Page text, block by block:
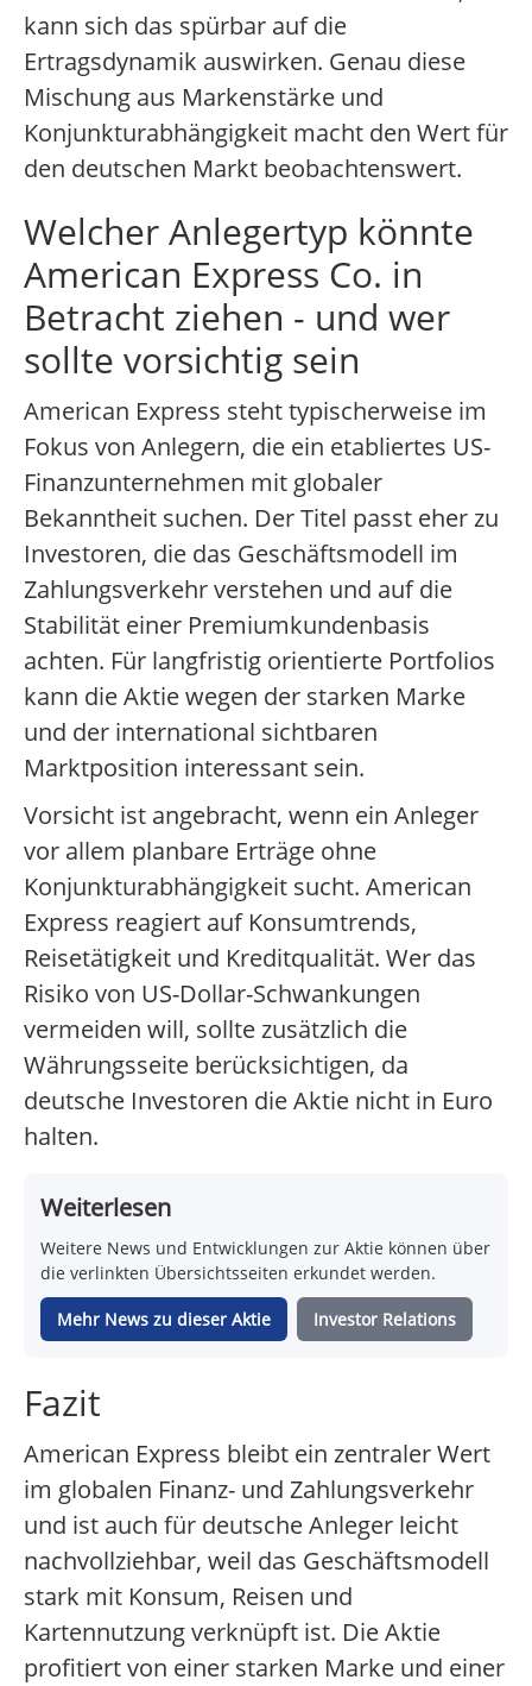
kann sich das spürbar auf die
Ertragsdynamik auswirken. Genau diese
Mischung aus Markenstärke und
Konjunkturabhängigkeit macht den Wert für
den deutschen Markt beobachtenswert.
Welcher Anlegertyp könnte
American Express Co. in
Betracht ziehen - und wer
sollte vorsichtig sein
American Express steht typischerweise im
Fokus von Anlegern, die ein etabliertes US-
Finanzunternehmen mit globaler
Bekanntheit suchen. Der Titel passt eher zu
Investoren, die das Geschäftsmodell im
Zahlungsverkehr verstehen und auf die
Stabilität einer Premiumkundenbasis
achten. Für langfristig orientierte Portfolios
kann die Aktie wegen der starken Marke
und der international sichtbaren
Marktposition interessant sein.
Vorsicht ist angebracht, wenn ein Anleger
vor allem planbare Erträge ohne
Konjunkturabhängigkeit sucht. American
Express reagiert auf Konsumtrends,
Reisetätigkeit und Kreditqualität. Wer das
Risiko von US-Dollar-Schwankungen
vermeiden will, sollte zusätzlich die
Währungsseite berücksichtigen, da
deutsche Investoren die Aktie nicht in Euro
halten.
Weiterlesen
Weitere News und Entwicklungen zur Aktie können über
die verlinkten Übersichtsseiten erkundet werden.
Mehr News zu dieser Aktie Investor Relations
Fazit
American Express bleibt ein zentraler Wert
im globalen Finanz- und Zahlungsverkehr
und ist auch für deutsche Anleger leicht
nachvollziehbar, weil das Geschäftsmodell
stark mit Konsum, Reisen und
Kartennutzung verknüpft ist. Die Aktie
profitiert von einer starken Marke und einer